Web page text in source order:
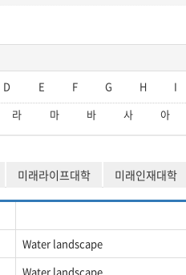
D E F G H I
라 마 바 사 아
미래라이프대학 미래인재대학
Water landscape
Water landscape